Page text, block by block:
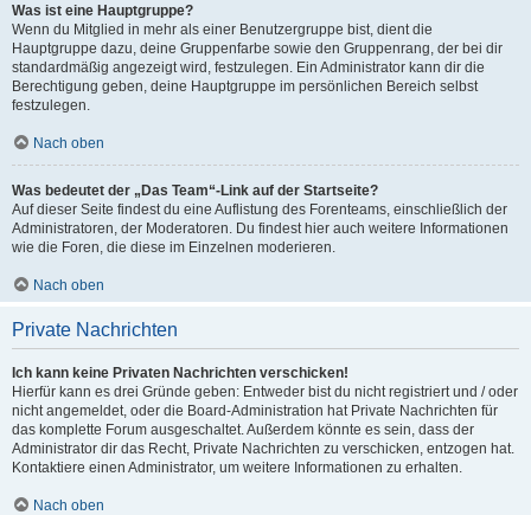
Was ist eine Hauptgruppe?
Wenn du Mitglied in mehr als einer Benutzergruppe bist, dient die
Hauptgruppe dazu, deine Gruppenfarbe sowie den Gruppenrang, der bei dir
standardmäßig angezeigt wird, festzulegen. Ein Administrator kann dir die
Berechtigung geben, deine Hauptgruppe im persönlichen Bereich selbst
festzulegen.
Nach oben
Was bedeutet der „Das Team“-Link auf der Startseite?
Auf dieser Seite findest du eine Auflistung des Forenteams, einschließlich der
Administratoren, der Moderatoren. Du findest hier auch weitere Informationen
wie die Foren, die diese im Einzelnen moderieren.
Nach oben
Private Nachrichten
Ich kann keine Privaten Nachrichten verschicken!
Hierfür kann es drei Gründe geben: Entweder bist du nicht registriert und / oder
nicht angemeldet, oder die Board-Administration hat Private Nachrichten für
das komplette Forum ausgeschaltet. Außerdem könnte es sein, dass der
Administrator dir das Recht, Private Nachrichten zu verschicken, entzogen hat.
Kontaktiere einen Administrator, um weitere Informationen zu erhalten.
Nach oben